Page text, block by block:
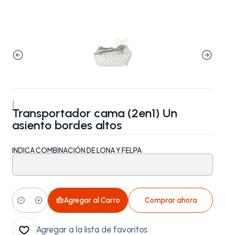
Transportador cama (2en1) Un
asiento bordes altos
INDICA COMBINACIÓN DE LONA Y FELPA
Cantidad
Agregar al Carro Comprar ahora
Agregar a la lista de favoritos